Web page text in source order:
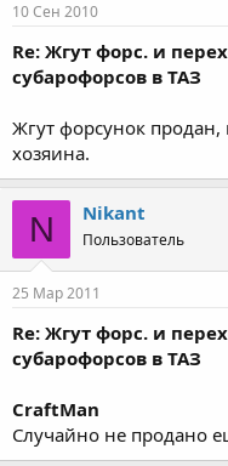
10 Сен 2010
Re: Жгут форс. и
субарофорсов в ТАЗ
Жгут форсунок продан,
хозяина.
N Nikant
Пользователь
25 Мар 2011
Re: Жгут форс. и
субарофорсов в ТАЗ
CraftMan
Случайно не продано